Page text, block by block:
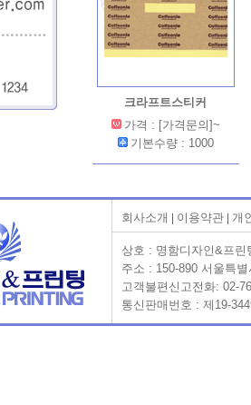
크라프트스티커
가격 : [가격문의]~
기본수량 : 1000
회사소개 이용약관 개
상호 : 명함디자인&프
주소 : 150-890 서울특
고객불편신고전화: 02-
통신판매번호 : 제19-